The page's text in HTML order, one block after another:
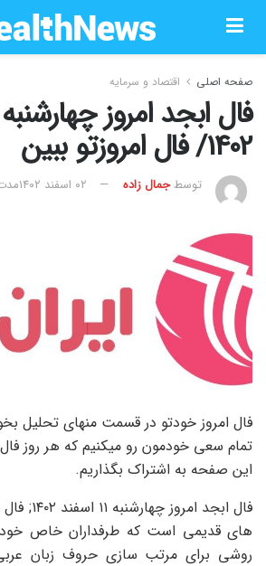
صفحه اصلی اقتصاد و سرمایه
1402/ فال امروزتو ببین
توسطجمال زاده ۰۲ اسفند ۱۴۰۲ مدت
فال امروز خودتو در قسمت منهای تحلیل
تمام سعی خودمون رو میکنیم که هر روز
این صفحه به اشتراک بگذاریم.
فال ابجد
های قدیمی است که طرفداران خاص خود
روشی برای مرتب سازی حروف زبان